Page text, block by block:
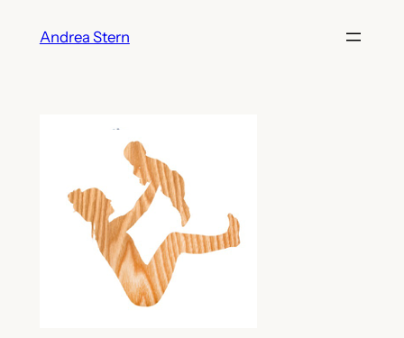
Andrea Stern